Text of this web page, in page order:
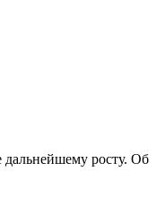
дальнейшему росту. Об